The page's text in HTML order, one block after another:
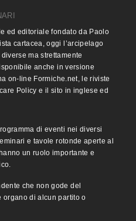
ed editoriale fondato da Paolo
cartacea, oggi l’arcipelago
ma strettamente
anche in versione
on-line Formiche.net, le riviste
Policy e il sito in inglese ed
di eventi nei diversi
e tavole rotonde aperte al
un ruolo importante e
che non gode del
organo di alcun partito o